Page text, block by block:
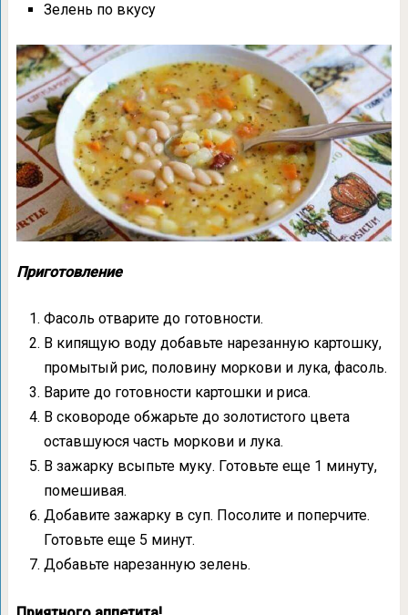
Зелень по вкусу
Приготовление
Фасоль отварите до готовности.
В кипящую воду добавьте нарезанную картошку,
промытый рис, половину моркови и лука, фасоль.
Варите до готовности картошки и риса.
В сковороде обжарьте до золотистого цвета
оставшуюся часть моркови и лука.
В зажарку всыпьте муку. Готовьте еще 1 минуту,
помешивая.
Добавите зажарку в суп. Посолите и поперчите.
Готовьте еще 5 минут.
Добавьте нарезанную зелень.